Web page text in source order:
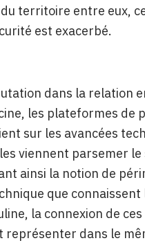
territoire entre eux,
est exacerbé.
dans la relation
les plateformes de
sur les avancées
viennent parsemer
ainsi la notion de
que
la connexion de
représenter dans le